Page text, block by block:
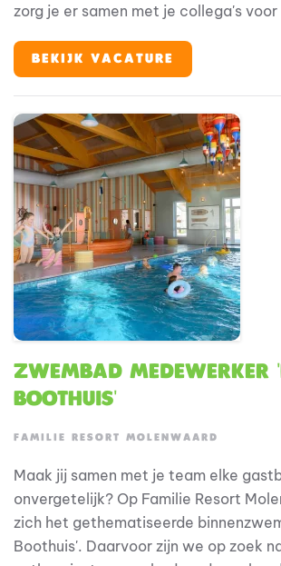
zorg je er samen met je collega's
werkt actief mee in de operatie,
tijdens drukke momenten en zorgt
enthousiasme en gastvrije instelling
dag bij aan de hoge waardering die
gasten ontvangt.
BEKIJK VACATURE
Zwembad medewerker
Boothuis'
FAMILIE RESORT MOLENWAARD
Maak jij samen met je team elke
onvergetelijk? Op Familie Resort
zich het gethematiseerde
Boothuis'. Daarvoor zijn we op zoek